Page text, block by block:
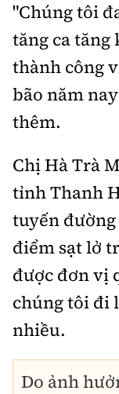
"Chúng tôi
tăng ca tăng
thành công
bão năm
thêm.
Chị Hà Trà
tỉnh Thanh
tuyến đường
điểm sạt lở
được đơn vị
chúng tôi đi
nhiều.
Do ảnh